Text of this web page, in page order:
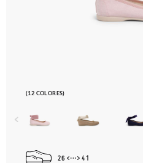
(12 COLORES)
26 41